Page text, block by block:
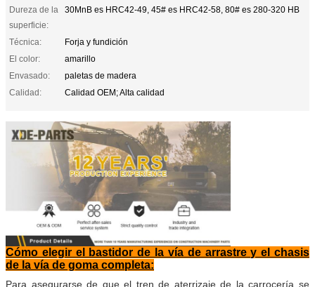
Dureza de la
superficie:
30MnB es HRC42-49, 45# es HRC42-58, 80# es 280-320 HB
Técnica:
Forja y fundición
El color:
amarillo
Envasado:
paletas de madera
Calidad:
Calidad OEM; Alta calidad
Cómo elegir el bastidor de la vía de arrastre y el chasis
de la vía de goma completa:
Para asegurarse de que el tren de aterrizaje de la carrocería se